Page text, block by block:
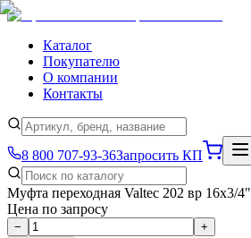
Каталог
Покупателю
О компании
Контакты
8 800 707-93-36Запросить КП
Муфта переходная Valtec 202 вр 16х3/4"
Цена по запросу
−
+